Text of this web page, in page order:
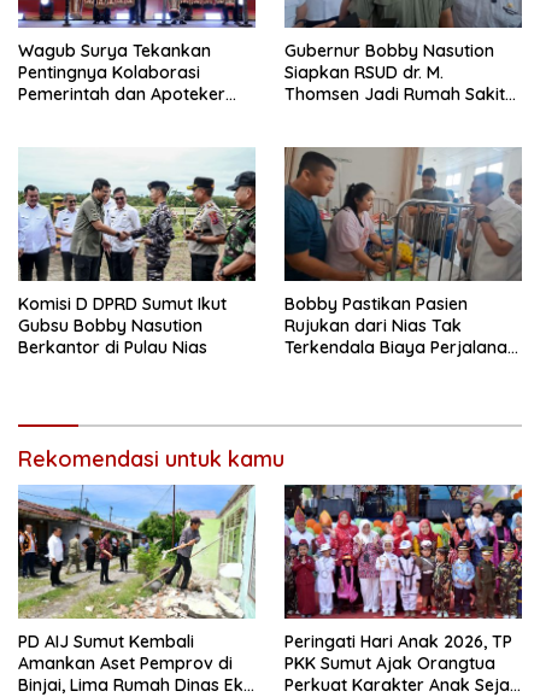
Wagub Surya Tekankan
Pentingnya Kolaborasi
Pemerintah dan Apoteker
Gubernur Bobby Nasution
Siapkan RSUD dr. M.
Thomsen Jadi Rumah Sakit
Komisi D DPRD Sumut Ikut
Gubsu Bobby Nasution
Berkantor di Pulau Nias
Bobby Pastikan Pasien
Rujukan dari Nias Tak
Terkendala Biaya Perjalanan
Rekomendasi untuk kamu
PD AIJ Sumut Kembali
Amankan Aset Pemprov di
Binjai, Lima Rumah Dinas Eks
Peringati Hari Anak 2026, TP
PKK Sumut Ajak Orangtua
Perkuat Karakter Anak Sejak